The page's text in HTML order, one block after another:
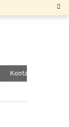
Kontakty